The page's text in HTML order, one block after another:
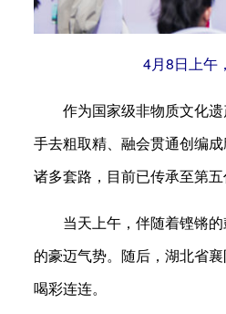
4月8日上午，
作为国家级非物质文化遗
手去粗取精、融会贯通创编
诸多套路，目前已传承至第五
当天上午，伴随着铿锵的
的豪迈气势。随后，湖北省
喝彩连连。